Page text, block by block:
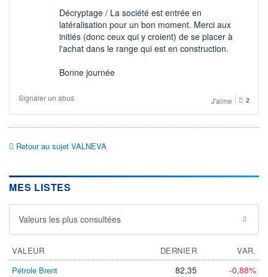
Décryptage / La société est entrée en
latéralisation pour un bon moment. Merci aux
initiés (donc ceux qui y croient) de se placer à
l'achat dans le range qui est en construction.
Bonne journée
Signaler un abus J'aime 2
Retour au sujet VALNEVA
MES LISTES
Valeurs les plus consultées
VALEUR DERNIER
VAR.
Pétrole Brent
82,35 -0,88%